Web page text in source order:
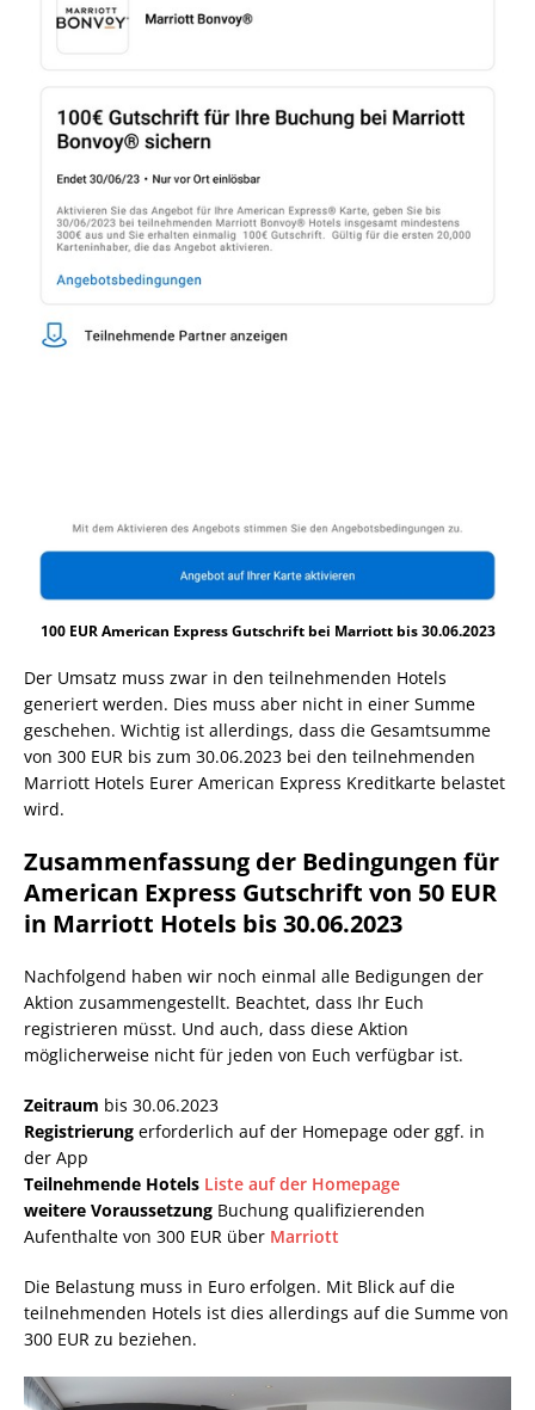
100 EUR American Express Gutschrift bei Marriott bis 30.06.2023
Der Umsatz muss zwar in den teilnehmenden Hotels
generiert werden. Dies muss aber nicht in einer Summe
geschehen. Wichtig ist allerdings, dass die Gesamtsumme
von 300 EUR bis zum 30.06.2023 bei den teilnehmenden
Marriott Hotels Eurer American Express Kreditkarte belastet
wird.
Zusammenfassung der Bedingungen für
American Express Gutschrift von 50 EUR
in Marriott Hotels bis 30.06.2023
Nachfolgend haben wir noch einmal alle Bedigungen der
Aktion zusammengestellt. Beachtet, dass Ihr Euch
registrieren müsst. Und auch, dass diese Aktion
möglicherweise nicht für jeden von Euch verfügbar ist.
Zeitraum bis 30.06.2023
Registrierung erforderlich auf der Homepage oder ggf. in
der App
Teilnehmende Hotels Liste auf der Homepage
weitere Voraussetzung Buchung qualifizierenden
Aufenthalte von 300 EUR über Marriott
Die Belastung muss in Euro erfolgen. Mit Blick auf die
teilnehmenden Hotels ist dies allerdings auf die Summe von
300 EUR zu beziehen.